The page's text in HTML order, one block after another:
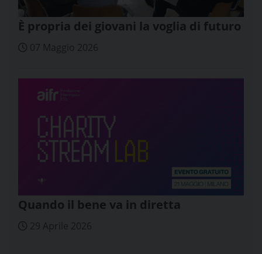
È propria dei giovani la voglia di futuro
07 Maggio 2026
Quando il bene va in diretta
29 Aprile 2026